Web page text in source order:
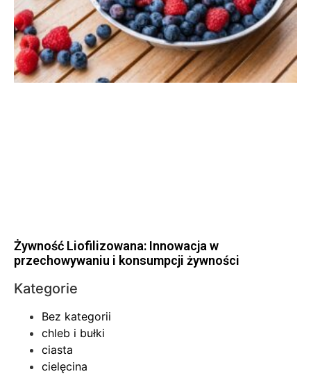
Żywność Liofilizowana: Innowacja w
przechowywaniu i konsumpcji żywności
Kategorie
Bez kategorii
chleb i bułki
ciasta
cielęcina